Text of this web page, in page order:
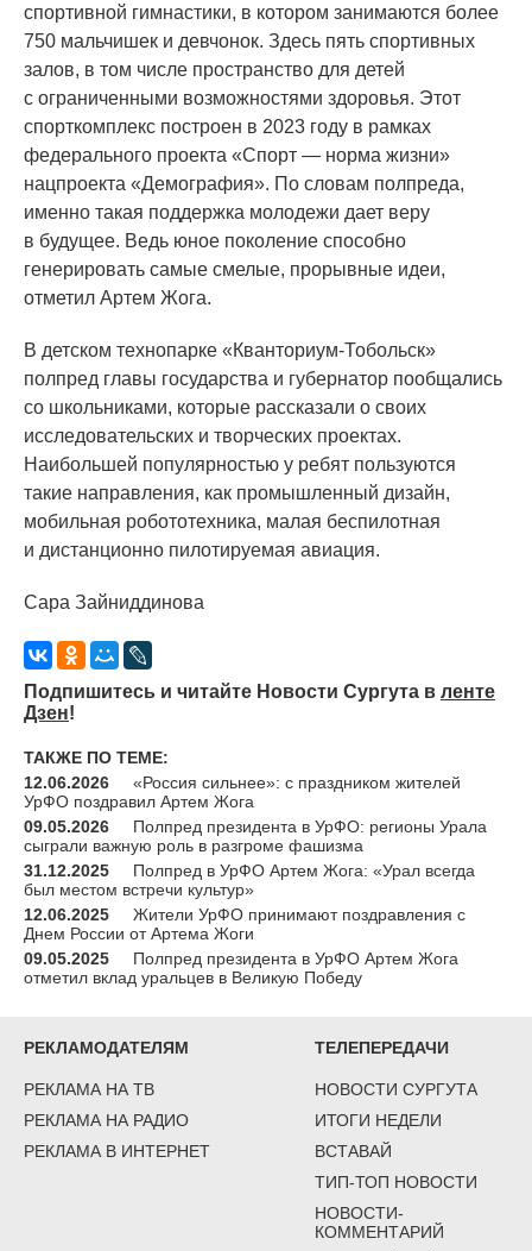
спортивной гимнастики, в котором занимаются более
750 мальчишек и девчонок. Здесь пять спортивных
залов, в том числе пространство для детей
с ограниченными возможностями здоровья. Этот
спорткомплекс построен в 2023 году в рамках
федерального проекта «Спорт — норма жизни»
нацпроекта «Демография». По словам полпреда,
именно такая поддержка молодежи дает веру
в будущее. Ведь юное поколение способно
генерировать самые смелые, прорывные идеи,
отметил Артем Жога.
В детском технопарке «Кванториум-Тобольск»
полпред главы государства и губернатор пообщались
со школьниками, которые рассказали о своих
исследовательских и творческих проектах.
Наибольшей популярностью у ребят пользуются
такие направления, как промышленный дизайн,
мобильная робототехника, малая беспилотная
и дистанционно пилотируемая авиация.
Сара Зайниддинова
Подпишитесь и читайте Новости Сургута в ленте
Дзен!
ТАКЖЕ ПО ТЕМЕ:
12.06.2026
«Россия сильнее»: с праздником жителей
УрФО поздравил Артем Жога
09.05.2026
Полпред президента в УрФО: регионы Урала
сыграли важную роль в разгроме фашизма
31.12.2025
Полпред в УрФО Артем Жога: «Урал всегда
был местом встречи культур»
12.06.2025
Жители УрФО принимают поздравления с
Днем России от Артема Жоги
09.05.2025
Полпред президента в УрФО Артем Жога
отметил вклад уральцев в Великую Победу
РЕКЛАМОДАТЕЛЯМ
РЕКЛАМА НА ТВ
РЕКЛАМА НА РАДИО
РЕКЛАМА В ИНТЕРНЕТ
ТЕЛЕПЕРЕДАЧИ
НОВОСТИ СУРГУТА
ИТОГИ НЕДЕЛИ
ВСТАВАЙ
ТИП-ТОП НОВОСТИ
НОВОСТИ-
КОММЕНТАРИЙ